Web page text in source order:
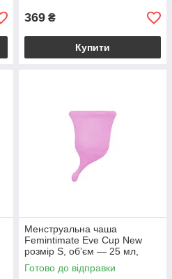
369 ₴
Купити
Менструальна чаша
Femintimate Eve Cup New
розмір S, об’єм — 25 мл,
ергономічний дизайн
Готово до відправки